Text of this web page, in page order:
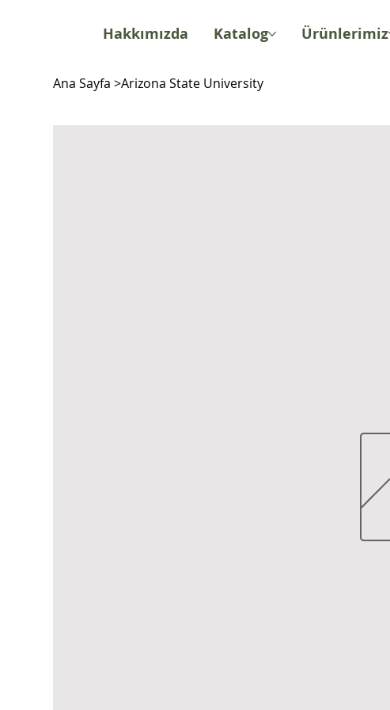
Hakkımızda Katalog Ürünlerimiz
Ana Sayfa >Arizona State University